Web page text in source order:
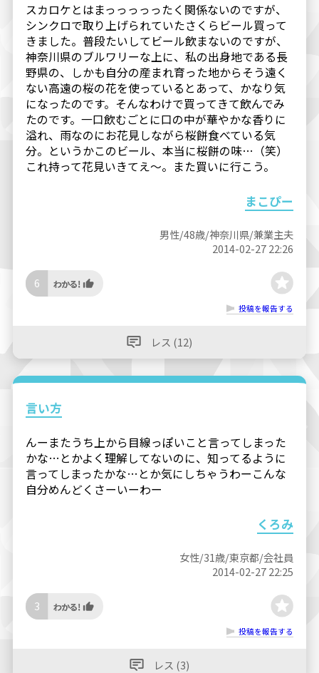
スカロケとはまっっっっったく関係ないのですが、
シンクロで取り上げられていたさくらビール買って
きました。普段たいしてビール飲まないのですが、
神奈川県のブルワリーな上に、私の出身地である長
野県の、しかも自分の産まれ育った地からそう遠く
ない高遠の桜の花を使っているとあって、かなり気
になったのです。そんなわけで買ってきて飲んでみ
たのです。一口飲むごとに口の中が華やかな香りに
溢れ、雨なのにお花見しながら桜餅食べている気
分。というかこのビール、本当に桜餅の味…（笑）
これ持って花見いきてえ〜。また買いに行こう。
まこぴー
男性/48歳/神奈川県/兼業主夫
2014-02-27 22:26
6
投稿を報告する
レス (12)
言い方
んーまたうち上から目線っぽいこと言ってしまった
かな…とかよく理解してないのに、知ってるように
言ってしまったかな…とか気にしちゃうわーこんな
自分めんどくさーいーわー
くろみ
女性/31歳/東京都/会社員
2014-02-27 22:25
3
投稿を報告する
レス (3)